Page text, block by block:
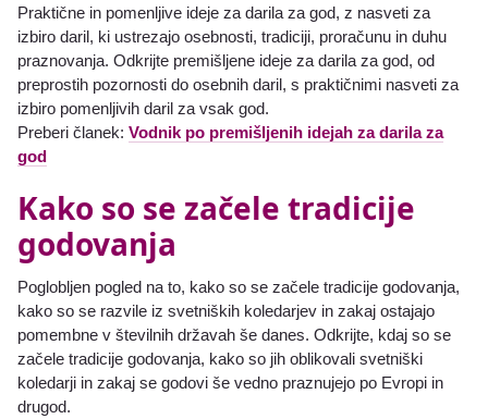
Praktične in pomenljive ideje za darila za god, z nasveti za
izbiro daril, ki ustrezajo osebnosti, tradiciji, proračunu in duhu
praznovanja. Odkrijte premišljene ideje za darila za god, od
preprostih pozornosti do osebnih daril, s praktičnimi nasveti za
izbiro pomenljivih daril za vsak god.
Preberi članek: Vodnik po premišljenih idejah za darila za
god
Kako so se začele tradicije
godovanja
Poglobljen pogled na to, kako so se začele tradicije godovanja,
kako so se razvile iz svetniških koledarjev in zakaj ostajajo
pomembne v številnih državah še danes. Odkrijte, kdaj so se
začele tradicije godovanja, kako so jih oblikovali svetniški
koledarji in zakaj se godovi še vedno praznujejo po Evropi in
drugod.